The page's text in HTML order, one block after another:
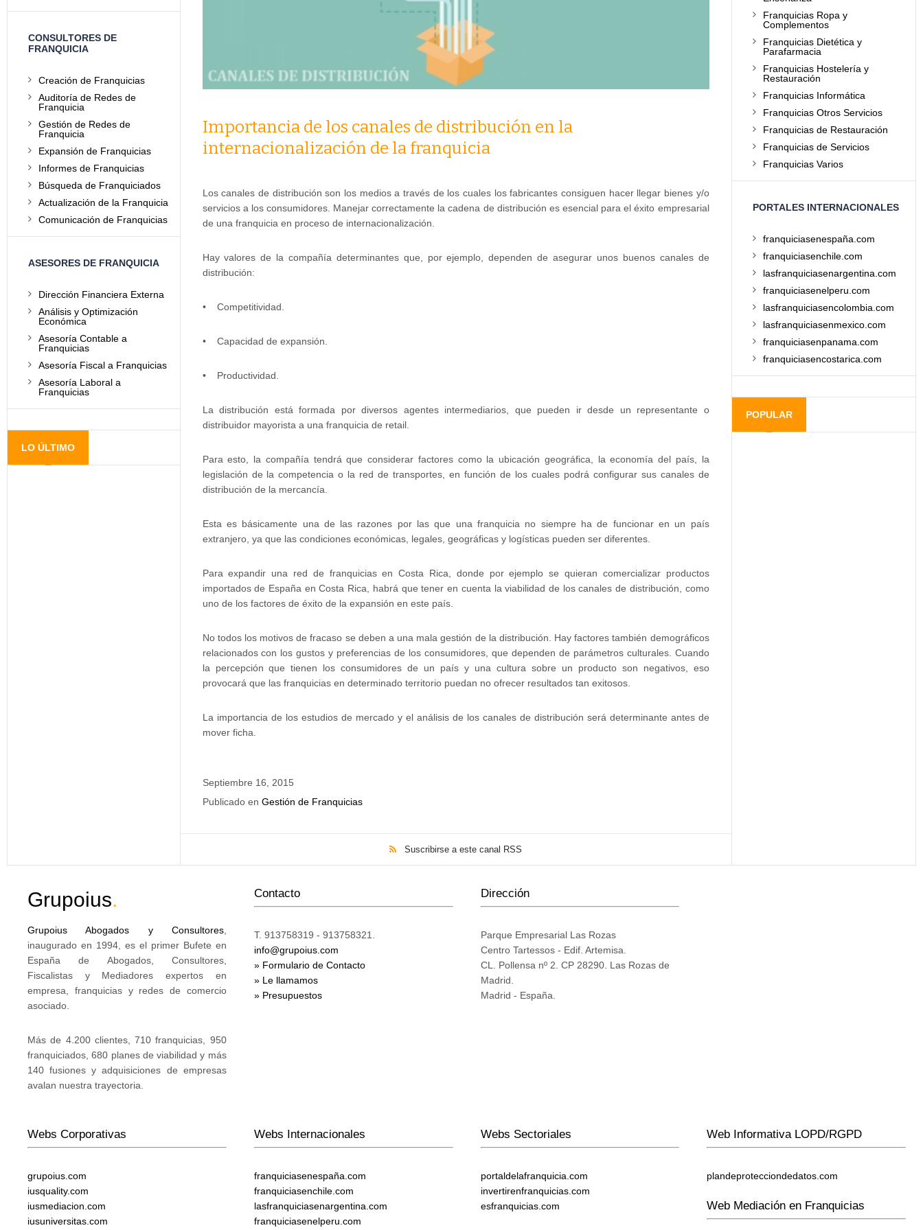
Importancia de los canales de distribución en la
internacionalización de la franquicia
Los canales de distribución son los medios a través de los cuales los fabricantes consiguen hacer llegar bienes y/o
servicios a los consumidores. Manejar correctamente la cadena de distribución es esencial para el éxito empresarial
de una franquicia en proceso de internacionalización.
Hay valores de la compañía determinantes que, por ejemplo, dependen de asegurar unos buenos canales de
distribución:
• Competitividad.
• Capacidad de expansión.
• Productividad.
La distribución está formada por diversos agentes intermediarios, que pueden ir desde un representante o
distribuidor mayorista a una franquicia de retail.
Para esto, la compañía tendrá que considerar factores como la ubicación geográfica, la economía del país, la
legislación de la competencia o la red de transportes, en función de los cuales podrá configurar sus canales de
distribución de la mercancía.
Esta es básicamente una de las razones por las que una franquicia no siempre ha de funcionar en un país
extranjero, ya que las condiciones económicas, legales, geográficas y logísticas pueden ser diferentes.
Para expandir una red de franquicias en Costa Rica, donde por ejemplo se quieran comercializar productos
importados de España en Costa Rica, habrá que tener en cuenta la viabilidad de los canales de distribución, como
uno de los factores de éxito de la expansión en este país.
No todos los motivos de fracaso se deben a una mala gestión de la distribución. Hay factores también demográficos
relacionados con los gustos y preferencias de los consumidores, que dependen de parámetros culturales. Cuando
la percepción que tienen los consumidores de un país y una cultura sobre un producto son negativos, eso
provocará que las franquicias en determinado territorio puedan no ofrecer resultados tan exitosos.
La importancia de los estudios de mercado y el análisis de los canales de distribución será determinante antes de
mover ficha.
Septiembre 16, 2015
Publicado en Gestión de Franquicias
Suscribirse a este canal RSS
Franquicias Ropa y
Complementos
Franquicias Dietética y
Parafarmacia
Franquicias Hostelería y
Restauración
Franquicias Informática
Franquicias Otros Servicios
Franquicias de Restauración
Franquicias de Servicios
Franquicias Varios
PORTALES INTERNACIONALES
franquiciasenespaña.com
franquiciasenchile.com
lasfranquiciasenargentina.com
franquiciasenelperu.com
lasfranquiciasencolombia.com
lasfranquiciasenmexico.com
franquiciasenpanama.com
franquiciasencostarica.com
POPULAR
CONSULTORES DE
FRANQUICIA
Creación de Franquicias
Auditoría de Redes de
Franquicia
Gestión de Redes de
Franquicia
Expansión de Franquicias
Informes de Franquicias
Búsqueda de Franquiciados
Actualización de la Franquicia
Comunicación de Franquicias
ASESORES DE FRANQUICIA
Dirección Financiera Externa
Análisis y Optimización
Económica
Asesoría Contable a
Franquicias
Asesoría Fiscal a Franquicias
Asesoría Laboral a
Franquicias
LO ÚLTIMO
Grupoius.
Grupoius Abogados y Consultores,
inaugurado en 1994, es el primer Bufete en
España de Abogados, Consultores,
Fiscalistas y Mediadores expertos en
empresa, franquicias y redes de comercio
asociado.
Más de 4.200 clientes, 710 franquicias, 950
franquiciados, 680 planes de viabilidad y más
140 fusiones y adquisiciones de empresas
avalan nuestra trayectoria.
Contacto
T. 913758319 - 913758321.
info@grupoius.com
» Formulario de Contacto
» Le llamamos
» Presupuestos
Dirección
Parque Empresarial Las Rozas
Centro Tartessos - Edif. Artemisa.
CL. Pollensa nº 2. CP 28290. Las Rozas de
Madrid.
Madrid - España.
Webs Corporativas
grupoius.com
iusquality.com
iusmediacion.com
iusuniversitas.com
Webs Internacionales
franquiciasenespaña.com
franquiciasenchile.com
lasfranquiciasenargentina.com
franquiciasenelperu.com
Webs Sectoriales
portaldelafranquicia.com
invertirenfranquicias.com
esfranquicias.com
Web Informativa LOPD/RGPD
plandeprotecciondedatos.com
Web Mediación en Franquicias